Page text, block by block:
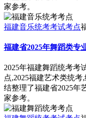
家参考。
福建音乐统考考试考点
福建省2025年舞蹈类专
2025年福建舞蹈统考考
点,2025福建艺术类统
结整理了福建省2025年
家参考。